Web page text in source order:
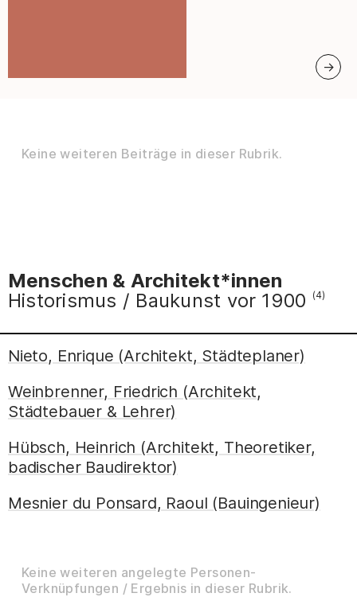
Keine weiteren Beiträge in dieser Rubrik.
Menschen & Architekt*innen
Historismus / Baukunst vor 1900
(4)
Nieto, Enrique (Architekt, Städteplaner)
Weinbrenner, Friedrich (Architekt,
Städtebauer & Lehrer)
Hübsch, Heinrich (Architekt, Theoretiker,
badischer Baudirektor)
Mesnier du Ponsard, Raoul (Bauingenieur)
Keine weiteren angelegte Personen-
Verknüpfungen / Ergebnis in dieser Rubrik.